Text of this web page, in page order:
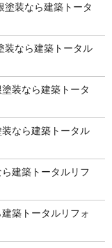
塗装なら建築トータ
装なら建築トータル
装なら建築トータ
なら建築トータル
建築トータルリフ
築トータルリフォ